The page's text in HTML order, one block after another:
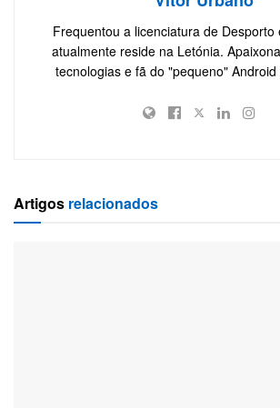
Frequentou a licenciatura de Desporto
atualmente reside na Letónia.
tecnologias e fã do "pequeno"
Artigos relacionados